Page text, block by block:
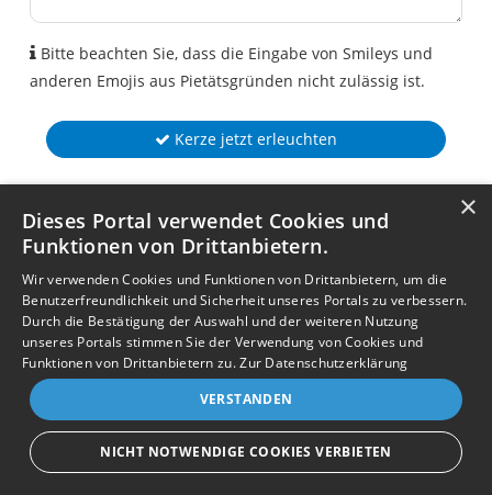
Bitte beachten Sie, dass die Eingabe von Smileys und
anderen Emojis aus Pietätsgründen nicht zulässig ist.
Kerze jetzt erleuchten
×
Dieses Portal verwendet Cookies und
Funktionen von Drittanbietern.
Wir verwenden Cookies und Funktionen von Drittanbietern, um die
Benutzerfreundlichkeit und Sicherheit unseres Portals zu verbessern.
Durch die Bestätigung der Auswahl und der weiteren Nutzung
unseres Portals stimmen Sie der Verwendung von Cookies und
Funktionen von Drittanbietern zu.Zur Datenschutzerklärung
VERSTANDEN
NICHT NOTWENDIGE COOKIES VERBIETEN